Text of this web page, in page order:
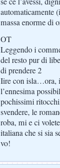
automaticamente
massa enorme di
OT
Leggendo i
del resto pur di
di prendere 2
Iire con isla…ora,
l’ennesima
pochissimi
svendere, le
roba, mi e ci
italiana che si sia
vo!